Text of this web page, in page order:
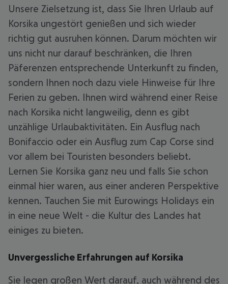
Unsere Zielsetzung ist, dass Sie Ihren Urlaub auf
Korsika ungestört genießen und sich wieder
richtig gut ausruhen können. Darum möchten wir
uns nicht nur darauf beschränken, die Ihren
Päferenzen entsprechende Unterkunft zu finden,
sondern Ihnen noch dazu viele Hinweise für Ihre
Ferien zu geben. Ihnen wird während einer Reise
nach Korsika nicht langweilig, denn es gibt
unzählige Urlaubaktivitäten. Ein Ausflug nach
Bonifaccio oder ein Ausflug zum Cap Corse sind
vor allem bei Touristen besonders beliebt.
Lernen Sie Korsika ganz neu und falls Sie schon
einmal hier waren, aus einer anderen Perspektive
kennen. Tauchen Sie mit Eurowings Holidays ein
in eine neue Welt - die Kultur des Landes hat
einiges zu bieten.
Unvergessliche Erfahrungen auf Korsika
Sie legen großen Wert darauf, auch während des